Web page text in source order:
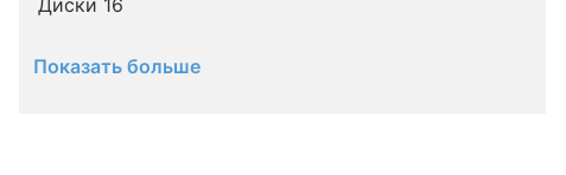
Диски 16
Показать больше